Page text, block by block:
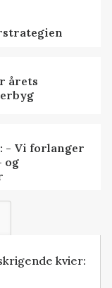
årets
- Vi forlanger
og
kvier: